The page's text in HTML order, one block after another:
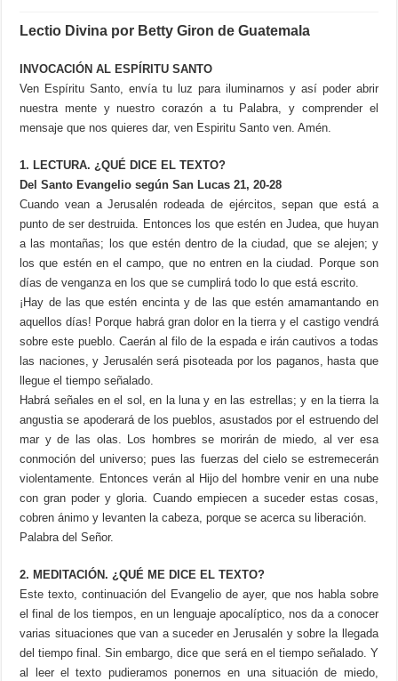
Lectio Divina por Betty Giron de Guatemala
INVOCACIÓN AL ESPÍRITU SANTO
Ven Espíritu Santo, envía tu luz para iluminarnos y así poder abrir
nuestra mente y nuestro corazón a tu Palabra, y comprender el
mensaje que nos quieres dar, ven Espiritu Santo ven. Amén.
1. LECTURA. ¿QUÉ DICE EL TEXTO?
Del Santo Evangelio según San Lucas 21, 20-28
Cuando vean a Jerusalén rodeada de ejércitos, sepan que está a
punto de ser destruida. Entonces los que estén en Judea, que huyan
a las montañas; los que estén dentro de la ciudad, que se alejen; y
los que estén en el campo, que no entren en la ciudad. Porque son
días de venganza en los que se cumplirá todo lo que está escrito.
¡Hay de las que estén encinta y de las que estén amamantando en
aquellos días! Porque habrá gran dolor en la tierra y el castigo vendrá
sobre este pueblo. Caerán al filo de la espada e irán cautivos a todas
las naciones, y Jerusalén será pisoteada por los paganos, hasta que
llegue el tiempo señalado.
Habrá señales en el sol, en la luna y en las estrellas; y en la tierra la
angustia se apoderará de los pueblos, asustados por el estruendo del
mar y de las olas. Los hombres se morirán de miedo, al ver esa
conmoción del universo; pues las fuerzas del cielo se estremecerán
violentamente. Entonces verán al Hijo del hombre venir en una nube
con gran poder y gloria. Cuando empiecen a suceder estas cosas,
cobren ánimo y levanten la cabeza, porque se acerca su liberación.
Palabra del Señor.
2. MEDITACIÓN. ¿QUÉ ME DICE EL TEXTO?
Este texto, continuación del Evangelio de ayer, que nos habla sobre
el final de los tiempos, en un lenguaje apocalíptico, nos da a conocer
varias situaciones que van a suceder en Jerusalén y sobre la llegada
del tiempo final. Sin embargo, dice que será en el tiempo señalado. Y
al leer el texto pudieramos ponernos en una situación de miedo,